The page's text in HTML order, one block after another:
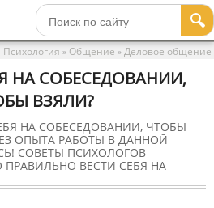
🔍
Психология » Общение » Деловое общение
НА СОБЕСЕДОВАНИИ,
ВЗЯЛИ?
НА СОБЕСЕДОВАНИИ, ЧТОБЫ
ОПЫТА РАБОТЫ В ДАННОЙ
СОВЕТЫ ПСИХОЛОГОВ
ВЕСТИ СЕБЯ НА